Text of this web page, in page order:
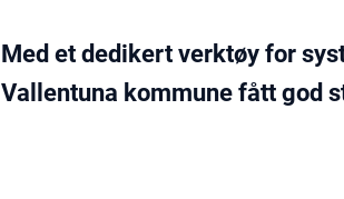
Med et dedikert verktøy for
Vallentuna kommune fått god